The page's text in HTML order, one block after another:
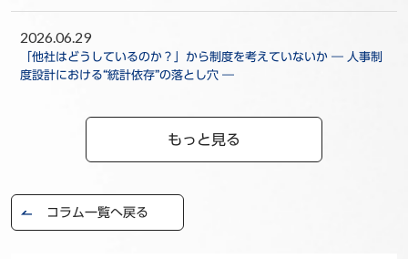
2026.06.29
「他社はどうしているのか？」から制度を考えていないか ― 人事制
度設計における“統計依存”の落とし穴 ―
もっと見る
コラム一覧へ戻る